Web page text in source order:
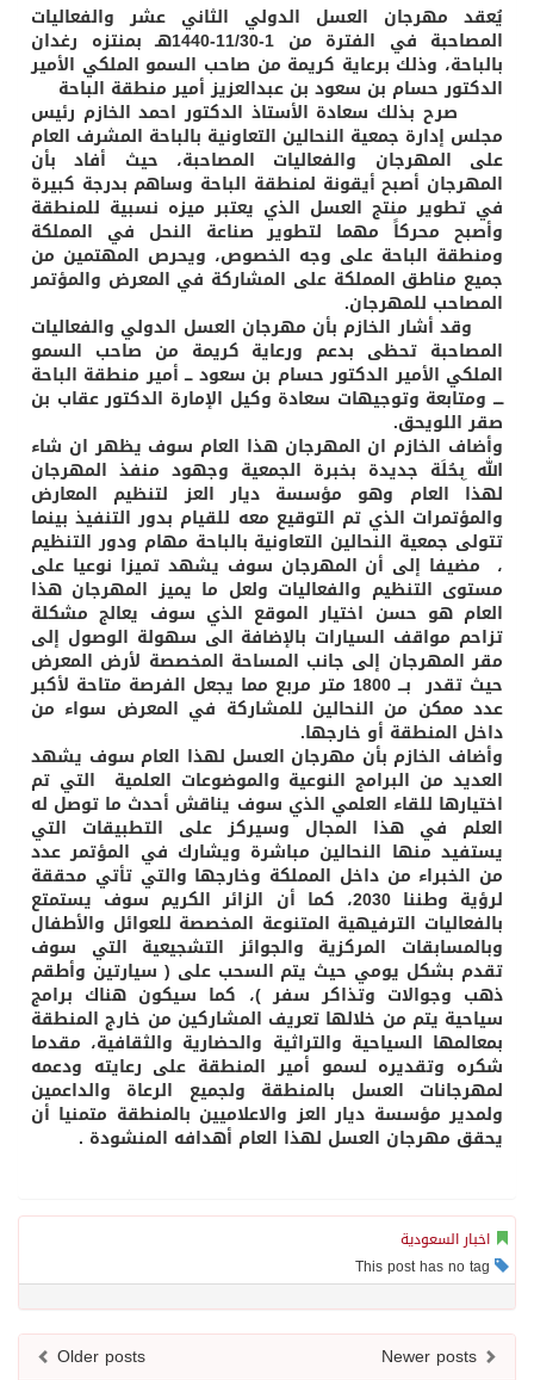
مهرجان العسل الدولي الثاني عشر والفعاليات
المصاحبة في الفترة من 1-11/30-1440هـ بمنتزه رغدان
وذلك برعاية كريمة من صاحب السمو الملكي الأمير
حسام بن سعود بن عبدالعزيز أمير منطقة الباحة
بذلك سعادة الأستاذ الدكتور احمد الخازم رئيس
إدارة جمعية النحالين التعاونية بالباحة المشرف العام
المهرجان والفعاليات المصاحبة، حيث أفاد بأن
أصبح أيقونة لمنطقة الباحة وساهم بدرجة كبيرة
تطوير منتج العسل الذي يعتبر ميزه نسبية للمنطقة
محركاً مهما لتطوير صناعة النحل في المملكة
الباحة على وجه الخصوص، ويحرص المهتمين من
مناطق المملكة على المشاركة في المعرض والمؤتمر
للمهرجان.
أشار الخازم بأن مهرجان العسل الدولي والفعاليات
تحظى بدعم ورعاية كريمة من صاحب السمو
الأمير الدكتور حسام بن سعود ـــ أمير منطقة الباحة
ومتابعة وتوجيهات سعادة وكيل الإمارة الدكتور عقاب بن
اللويحق.
الخازم ان المهرجان هذا العام سوف يظهر ان شاء
ِبحُلَة جديدة بخبرة الجمعية وجهود منفذ المهرجان
العام وهو مؤسسة ديار العز لتنظيم المعارض
الذي تم التوقيع معه للقيام بدور التنفيذ بينما
جمعية النحالين التعاونية بالباحة مهام ودور التنظيم
إلى أن المهرجان سوف يشهد تميزا نوعيا على
التنظيم والفعاليات ولعل ما يميز المهرجان هذا
هو حسن اختيار الموقع الذي سوف يعالج مشكلة
مواقف السيارات بالإضافة الى سهولة الوصول إلى
المهرجان إلى جانب المساحة المخصصة لأرض المعرض
حيث تقدر بـــ 1800 متر مربع مما يجعل الفرصة متاحة لأكبر
ممكن من النحالين للمشاركة في المعرض سواء من
المنطقة أو خارجها.
الخازم بأن مهرجان العسل لهذا العام سوف يشهد
من البرامج النوعية والموضوعات العلمية التي تم
للقاء العلمي الذي سوف يناقش أحدث ما توصل له
في هذا المجال وسيركز على التطبيقات التي
منها النحالين مباشرة ويشارك في المؤتمر عدد
الخبراء من داخل المملكة وخارجها والتي تأتي محققة
لرؤية وطننا 2030، كما أن الزائر الكريم سوف يستمتع
الترفيهية المتنوعة المخصصة للعوائل والأطفال
المركزية والجوائز التشجيعية التي سوف
بشكل يومي حيث يتم السحب على ( سيارتين وأطقم
وجوالات وتذاكر سفر )، كما سيكون هناك برامج
يتم من خلالها تعريف المشاركين من خارج المنطقة
السياحية والتراثية والحضارية والثقافية، مقدما
وتقديره لسمو أمير المنطقة على رعايته ودعمه
العسل بالمنطقة ولجميع الرعاة والداعمين
مؤسسة ديار العز والاعلاميين بالمنطقة متمنيا أن
مهرجان العسل لهذا العام أهدافه المنشودة .
السعودية
Older posts